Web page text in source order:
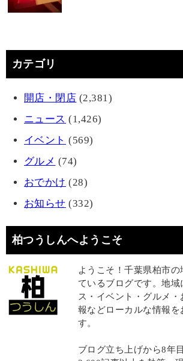
カテゴリ
開店・閉店 (2,381)
ニュース (1,426)
イベント (569)
グルメ (74)
おでかけ (28)
お知らせ (332)
柏つうしんへようこそ
ようこそ！千葉県柏市の
ているブログです。地域
ス・イベント・グルメ
報などローカルな情報を
す。
ブログ立ち上げから8年